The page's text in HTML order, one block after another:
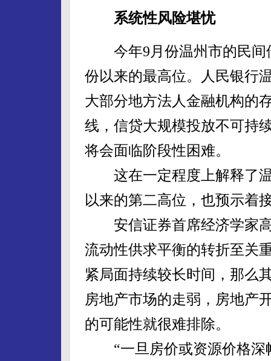
系统性风险堪忧
今年9月份温州市的民间
份以来的最高位。人民银行
大部分地方法人金融机构的
线，信贷大规模投放不可持
将会面临阶段性困难。
这在一定程度上解释了温
以来的第二高位，也预示着
安信证券首席经济学家高
流动性供求平衡的转折至关
紧局面持续较长时间，那么
房地产市场的走弱，房地产
的可能性就很难排除。
“一旦房价或资源价格深